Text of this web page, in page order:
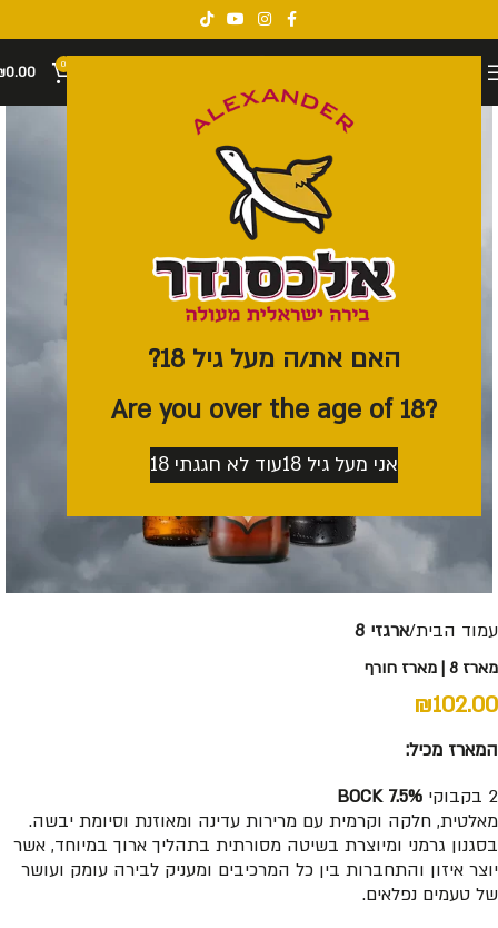
האם את/ה מעל גיל 18?
?Are you over the age of 18
אני מעל גיל 18 עוד לא חגגתי 18
0
0.00
עמוד הבית ארגזי 8
מארז 8 | מארז חורף
₪102.00
המארז מכיל:
2 בקבוקי
מאלטית, חלקה וקרמית עם מרירות עדינה ומאוזנת וסיומת יבשה.
בסגנון גרמני ומיוצרת בשיטה מסורתית בתהליך ארוך במיוחד, אשר
יוצר איזון והתחברות בין כל המרכיבים ומעניק לבירה עומק ועושר
של טעמים נפלאים.